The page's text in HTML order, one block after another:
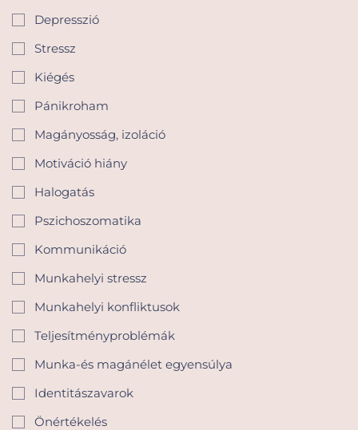
Depresszió
Stressz
Kiégés
Pánikroham
Magányosság, izoláció
Motiváció hiány
Halogatás
Pszichoszomatika
Kommunikáció
Munkahelyi stressz
Munkahelyi konfliktusok
Teljesítményproblémák
Munka-és magánélet egyensúlya
Identitászavarok
Önértékelés